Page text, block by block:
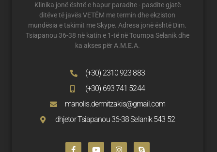
Klinika jonë është e hapur paradite - pasdite gjatë
ditëve të javës VETËM me termin dhe ekziston
mundësia e takimit me Skype. Adresa jonë është Dim.
Tsiapanou 36-38 në katin e 1-të në Toumpa Selanik dhe
ka akses për A.M.E.A.
(+30) 2310 923 883
(+30) 693 741 5244
manolis.dermitzakis@gmail.com
dhjetor Tsiapanou 36-38 Selanik 543 52